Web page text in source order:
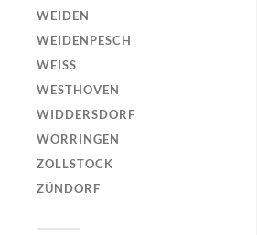
WEIDEN
WEIDENPESCH
WEISS
WESTHOVEN
WIDDERSDORF
WORRINGEN
ZOLLSTOCK
ZÜNDORF